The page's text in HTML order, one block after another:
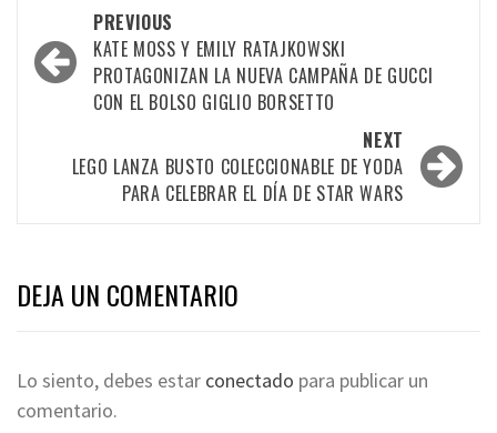
PREVIOUS
KATE MOSS Y EMILY RATAJKOWSKI
PROTAGONIZAN LA NUEVA CAMPAÑA DE GUCCI
CON EL BOLSO GIGLIO BORSETTO
NEXT
LEGO LANZA BUSTO COLECCIONABLE DE YODA
PARA CELEBRAR EL DÍA DE STAR WARS
DEJA UN COMENTARIO
Lo siento, debes estar conectado para publicar un
comentario.